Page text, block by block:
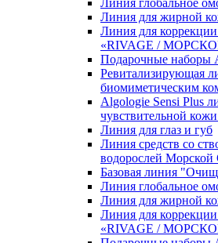
Линия глобальное
Линия для жирной
Линия для
«RIVAGE /
Подарочные наборы
Ревитализирующая
биомиметическим
Algologie Sensi Plus
чувcтвительной
Линия для глаз и губ
Линия средств со
водорослей Морской
Базовая линия
Линия глобальное
Линия для жирной
Линия для
«RIVAGE /